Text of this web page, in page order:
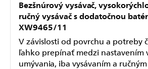
Bezšnúrový vysávač,
ručný vysávač s dodatočnou
XW9465/11
V závislosti od povrchu a potreby
ľahko prepínať medzi nastavením
umývania, iba vysávaním a ručným